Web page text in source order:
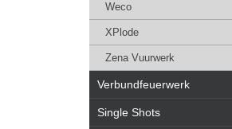
Weco
XPlode
Zena Vuurwerk
Verbundfeuerwerk
Single Shots